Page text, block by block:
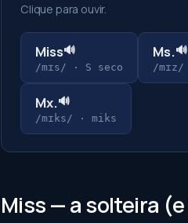
Clique para ouvir.
Miss🔊
/mɪs/ · S seco
Ms.🔊
/mɪz/
Mx.🔊
/mɪks/ · miks
Miss — a solteira